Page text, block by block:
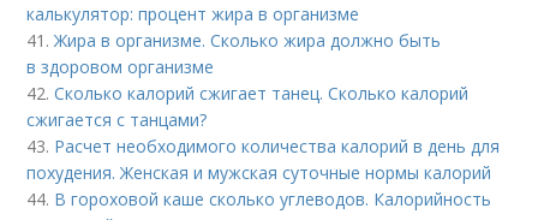
калькулятор: процент жира в организме
41.Жира в организме. Сколько жира должно быть
в здоровом организме
42.Сколько калорий сжигает танец. Сколько калорий
сжигается с танцами?
43. Расчет необходимого количества калорий в день для
похудения. Женская и мужская суточные нормы калорий
44. В гороховой каше сколько углеводов. Калорийность